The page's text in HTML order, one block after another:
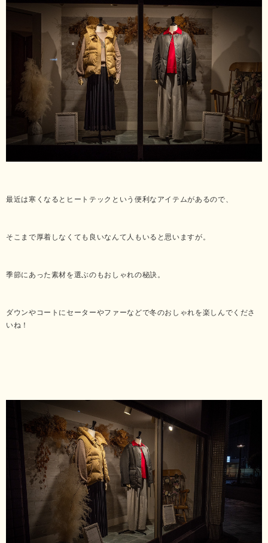
最近は寒くなるとヒートテックという便利なアイテムがあるので、
そこまで厚着しなくても良いなんて人もいると思いますが。
季節にあった素材を選ぶのもおしゃれの秘訣。
ダウンやコートにセーターやファーなどで冬のおしゃれを楽しんでくださ
いね！